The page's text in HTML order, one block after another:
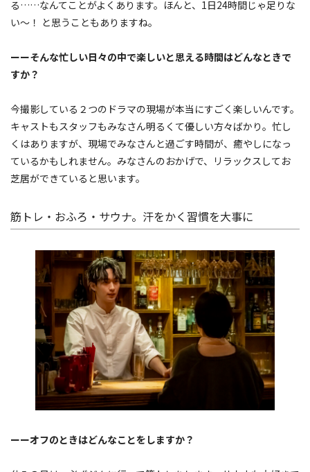
る……なんてことがよくあります。ほんと、1日24時間じゃ足りな
い〜！ と思うこともありますね。
ーーそんな忙しい日々の中で楽しいと思える時間はどんなときで
すか？
今撮影している２つのドラマの現場が本当にすごく楽しいんです。
キャストもスタッフもみなさん明るくて優しい方々ばかり。忙し
くはありますが、現場でみなさんと過ごす時間が、癒やしになっ
ているかもしれません。みなさんのおかげで、リラックスしてお
芝居ができていると思います。
筋トレ・おふろ・サウナ。汗をかく習慣を大事に
ーーオフのときはどんなことをしますか？